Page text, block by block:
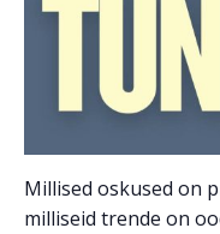
Millised oskused on
milliseid trende on